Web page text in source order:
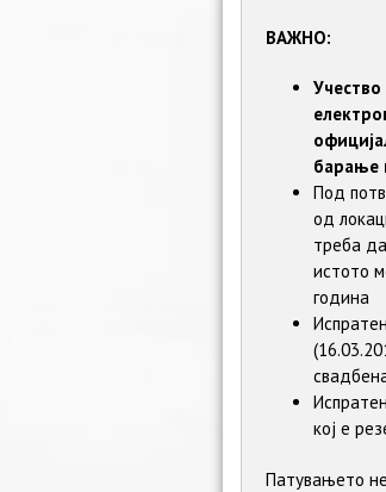
ВАЖНО:
барање
Под
од
треба
истото
година
кој е
Патувањето